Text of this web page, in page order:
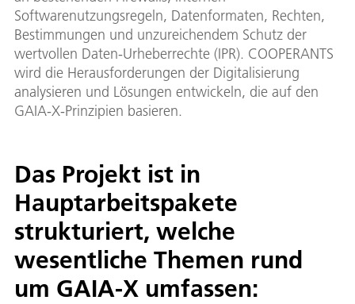
Softwarenutzungsregeln, Datenformaten, Rechten,
Bestimmungen und unzureichendem Schutz der
wertvollen Daten-Urheberrechte (IPR). COOPERANTS
wird die Herausforderungen der Digitalisierung
analysieren und Lösungen entwickeln, die auf den
GAIA-X-Prinzipien basieren.
Das Projekt ist in
Hauptarbeitspakete
strukturiert, welche
wesentliche Themen rund
um GAIA-X umfassen: